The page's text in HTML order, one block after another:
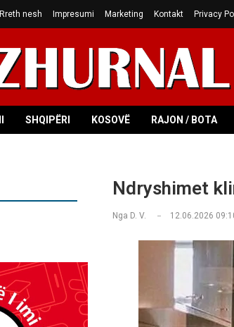
Rreth nesh Impresumi Marketing Kontakt Privacy
SHQIPËRI KOSOVË RAJON / BOTA
Ndryshimet
Nga D. V. 12.06.2026